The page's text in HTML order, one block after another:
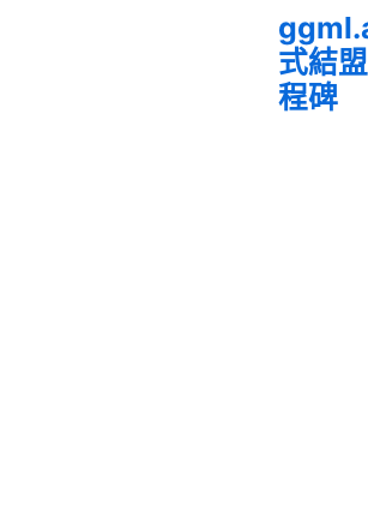
式結
程碑